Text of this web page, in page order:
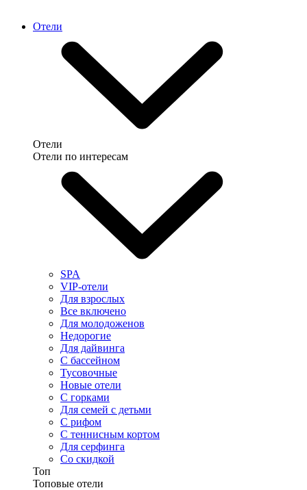
Отели
Отели
Отели по интересам
SPA
VIP-отели
Для взрослых
Все включено
Для молодоженов
Недорогие
Для дайвинга
С бассейном
Тусовочные
Новые отели
С горками
Для семей с детьми
С рифом
С теннисным кортом
Для серфинга
Со скидкой
Топ
Топовые отели